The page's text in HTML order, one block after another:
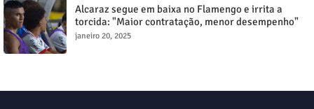
Alcaraz segue em baixa no Flamengo e irrita a
torcida: "Maior contratação, menor desempenho"
janeiro 20, 2025